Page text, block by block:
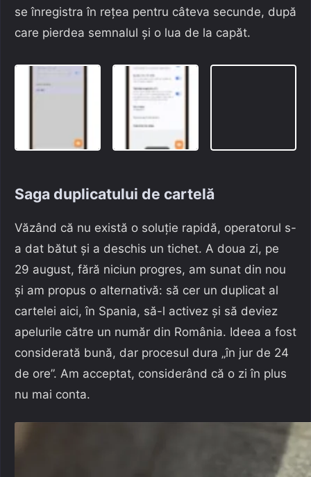
se înregistra în rețea pentru câteva secunde, după
care pierdea semnalul și o lua de la capăt.
Saga duplicatului de cartelă
Văzând că nu există o soluție rapidă, operatorul s-
a dat bătut și a deschis un tichet. A doua zi, pe
29 august, fără niciun progres, am sunat din nou
și am propus o alternativă: să cer un duplicat al
cartelei aici, în Spania, să-l activez și să deviez
apelurile către un număr din România. Ideea a fost
considerată bună, dar procesul dura „în jur de 24
de ore”. Am acceptat, considerând că o zi în plus
nu mai conta.